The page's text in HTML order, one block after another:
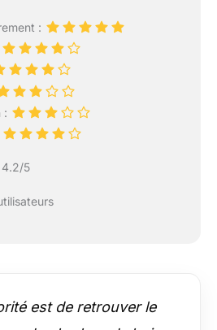
:
:
4.2/5
est de retrouver le